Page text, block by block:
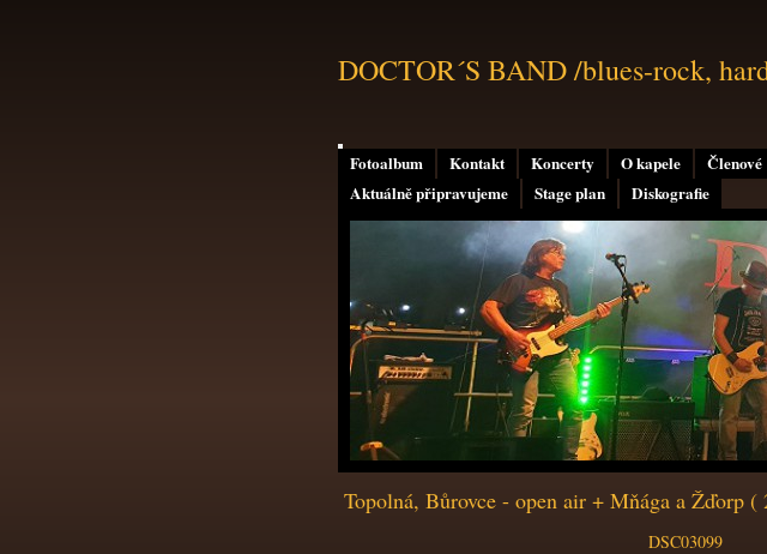
Fotoalbum Kontakt Koncerty O kapele Členové
Aktuálně připravujeme
Stage plan Diskografie
DOCTOR´S BAND /blues-rock,
Topolná, Bůrovce - open air + Mňága a Žďorp (
DSC03099